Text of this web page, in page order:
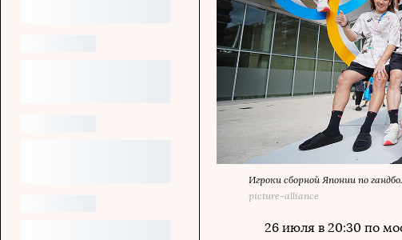
Игроки сборной Японии по
picture-alliance
26 июля в 20:30 по